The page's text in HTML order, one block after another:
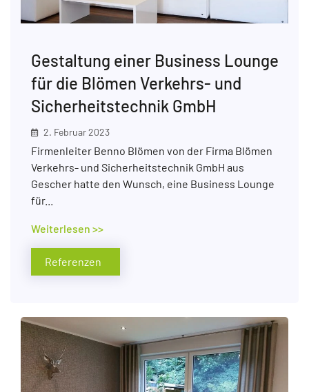
Gestaltung einer Business Lounge
für die Blömen Verkehrs- und
Sicherheitstechnik GmbH
2. Februar 2023
Firmenleiter Benno Blömen von der Firma Blömen
Verkehrs- und Sicherheitstechnik GmbH aus
Gescher hatte den Wunsch, eine Business Lounge
für...
Weiterlesen >>
Referenzen